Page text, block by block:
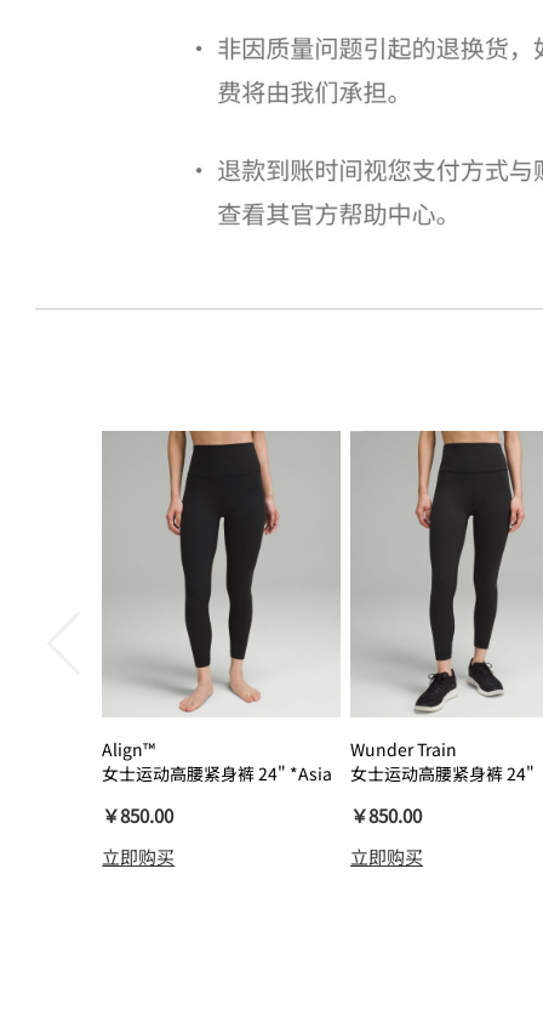
Align™
女士运动高腰紧身裤 24" *Asia
￥850.00
立即购买
Wunder Train
女士运动高腰紧身裤 24"
￥850.00
立即购买